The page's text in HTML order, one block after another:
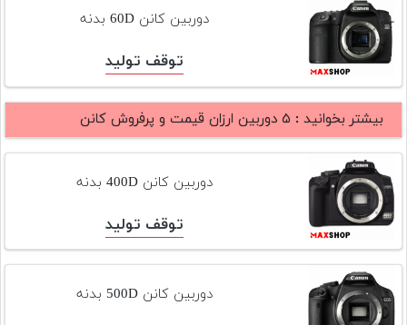
تجهیزات
مکث
افزودن
محصول
دست
دوم
لیست
قیمت
دوربین
بله
دوربین کانن 60D بدنه
توقف تولید
بیشتر بخوانید : ۵ دوربین ارزان قیمت و پرفروش کانن
دوربین کانن 400D بدنه
توقف تولید
دوربین کانن 500D بدنه